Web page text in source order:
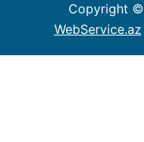
Copyright ©
WebService.az